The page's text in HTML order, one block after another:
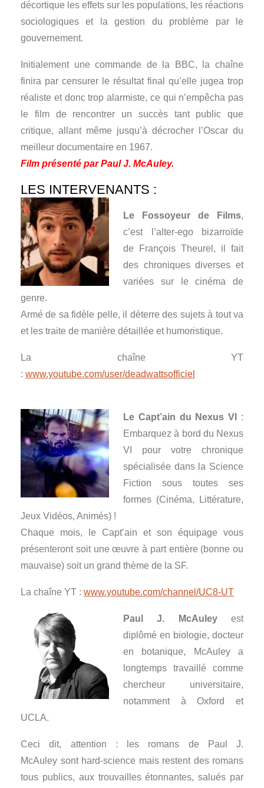
décortique les effets sur les populations, les réactions
sociologiques et la gestion du problème par le
gouvernement.
Initialement une commande de la BBC, la chaîne
finira par censurer le résultat final qu’elle jugea trop
réaliste et donc trop alarmiste, ce qui n’empêcha pas
le film de rencontrer un succès tant public que
critique, allant même jusqu’à décrocher l’Oscar du
meilleur documentaire en 1967.
Film présenté par Paul J. McAuley.
LES INTERVENANTS :
Le Fossoyeur de Films,
c’est l’alter-ego bizarroïde
de François Theurel, il fait
des chroniques diverses et
variées sur le cinéma de
genre.
Armé de sa fidèle pelle, il déterre des sujets à tout va
et les traite de manière détaillée et humoristique.
La chaîne YT
: www.youtube.com/user/deadwattsofficiel
Le Capt’ain du Nexus VI :
Embarquez à bord du Nexus
VI pour votre chronique
spécialisée dans la Science
Fiction sous toutes ses
formes (Cinéma, Littérature,
Jeux Vidéos, Animés) !
Chaque mois, le Capt’ain et son équipage vous
présenteront soit une œuvre à part entière (bonne ou
mauvaise) soit un grand thème de la SF.
La chaîne YT : www.youtube.com/channel/UC8-UT
Paul J. McAuleyest
diplômé en biologie, docteur
en botanique, McAuley a
longtemps travaillé comme
chercheur universitaire,
notamment à Oxford et
UCLA.
Ceci dit, attention : les romans de Paul J.
McAuley sont hard-science mais restent des romans
tous publics, aux trouvailles étonnantes, salués par